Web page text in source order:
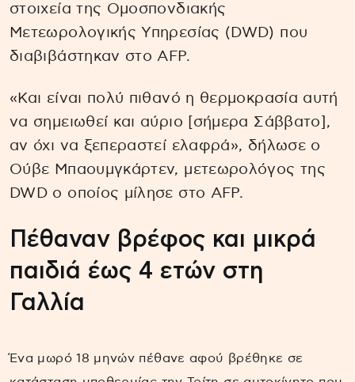
στοιχεία της Ομοσπονδιακής
Μετεωρολογικής Υπηρεσίας (DWD) που
διαβιβάστηκαν στο AFP.
«Και είναι πολύ πιθανό η θερμοκρασία αυτή
να σημειωθεί και αύριο [σήμερα Σάββατο],
αν όχι να ξεπεραστεί ελαφρά», δήλωσε ο
Ούβε Μπαουμγκάρτεν, μετεωρολόγος της
DWD ο οποίος μίλησε στο AFP.
Πέθαναν βρέφος και μικρά
παιδιά έως 4 ετών στη
Γαλλία
Ένα μωρό 18 μηνών πέθανε αφού βρέθηκε σε